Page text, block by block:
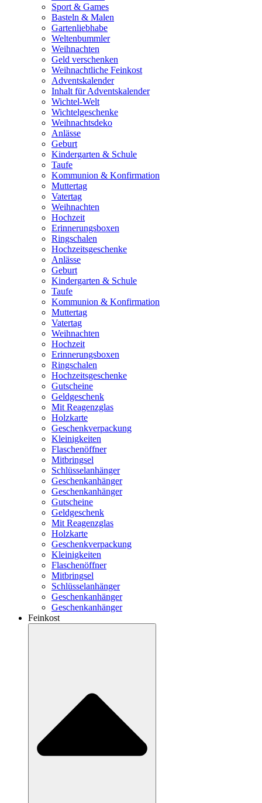
Sport & Games
Basteln & Malen
Gartenliebhabe
Weltenbummler
Weihnachten
Geld verschenken
Weihnachtliche Feinkost
Adventskalender
Inhalt für Adventskalender
Wichtel-Welt
Wichtelgeschenke
Weihnachtsdeko
Anlässe
Geburt
Kindergarten & Schule
Taufe
Kommunion & Konfirmation
Muttertag
Vatertag
Weihnachten
Hochzeit
Erinnerungsboxen
Ringschalen
Hochzeitsgeschenke
Anlässe
Geburt
Kindergarten & Schule
Taufe
Kommunion & Konfirmation
Muttertag
Vatertag
Weihnachten
Hochzeit
Erinnerungsboxen
Ringschalen
Hochzeitsgeschenke
Gutscheine
Geldgeschenk
Mit Reagenzglas
Holzkarte
Geschenkverpackung
Kleinigkeiten
Flaschenöffner
Mitbringsel
Schlüsselanhänger
Geschenkanhänger
Geschenkanhänger
Gutscheine
Geldgeschenk
Mit Reagenzglas
Holzkarte
Geschenkverpackung
Kleinigkeiten
Flaschenöffner
Mitbringsel
Schlüsselanhänger
Geschenkanhänger
Geschenkanhänger
Feinkost